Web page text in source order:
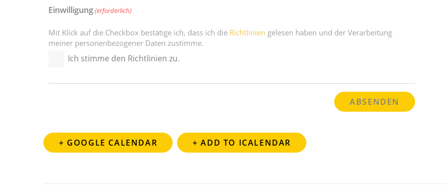
Einwilligung(erforderlich)
Mit Klick auf die Checkbox bestätige ich, dass ich die Richtlinien gelesen haben und der Verarbeitung
meiner personenbezogener Daten zustimme.
Ich stimme den Richtlinien zu.
+ GOOGLE CALENDAR + ADD TO ICALENDAR